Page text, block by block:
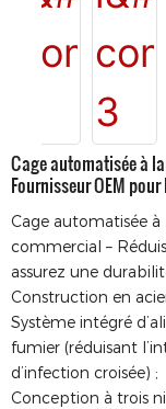
Cage automatisée à
Fournisseur OEM
Cage automatisée
commercial –
assurez une
Construction en
Système intégré
fumier (réduisant
d’infection croisée) ;
Conception à trois